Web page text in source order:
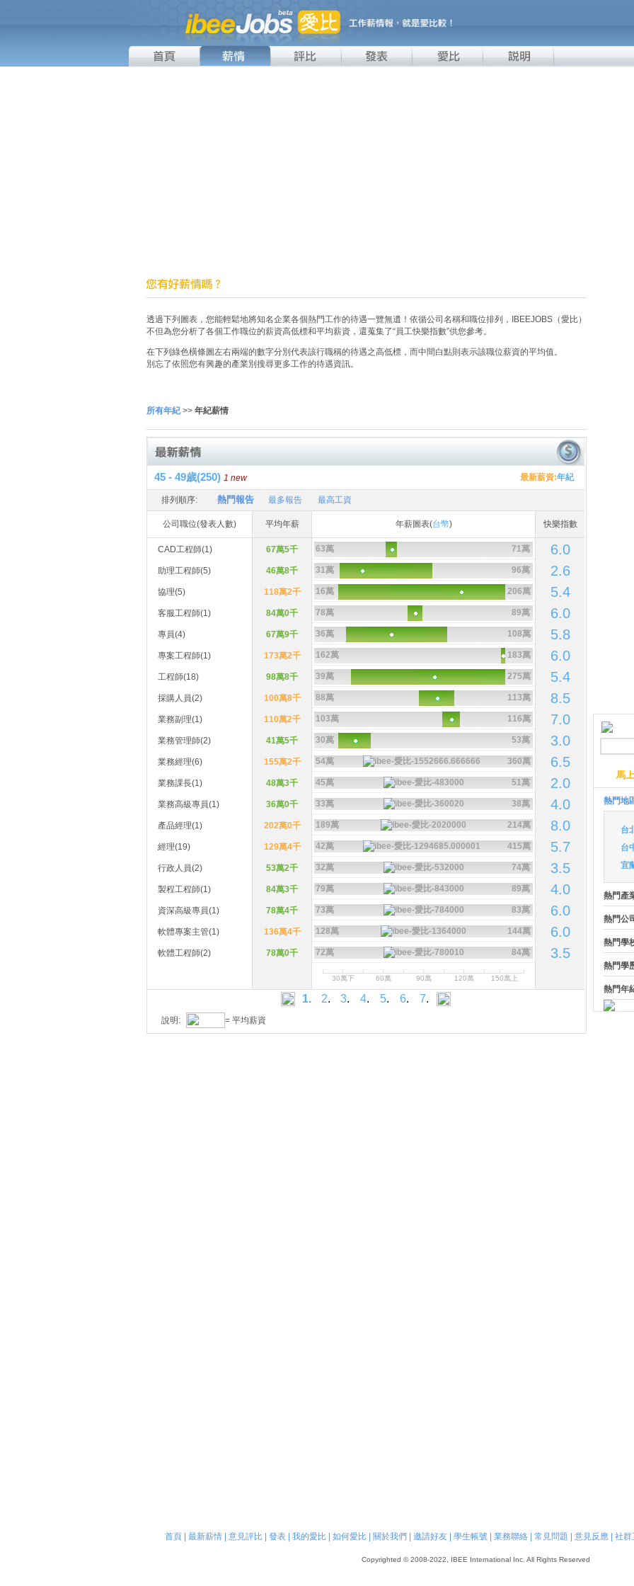
透過下列圖表，您能輕鬆地將知名企業各個熱門工作的待遇一覽無遺！依循公司名稱和職位排列，IBEEJOBS（愛比）
不但為您分析了各個工作職位的薪資高低標和平均薪資，還蒐集了“員工快樂指數”供您參考。
在下列綠色橫條圖左右兩端的數字分別代表該行職稱的待遇之高低標，而中間白點則表示該職位薪資的平均值。
別忘了依照您有興趣的產業別搜尋更多工作的待遇資訊。
所有年紀>> 年紀薪情
45 - 49歲(250) 1 new 最新薪資:年紀
排列順序: 熱門報告 最多報告 最高工資
公司職位(發表人數) 平均年薪 年薪圖表(台幣) 快樂指數
CAD工程師(1) 67萬5千 63萬 71萬 6.0
助理工程師(5) 46萬8千 31萬 96萬 2.6
協理(5) 118萬2千 16萬 206萬 5.4
客服工程師(1) 84萬0千 78萬 89萬 6.0
專員(4) 67萬9千 36萬 108萬 5.8
專案工程師(1) 173萬2千 162萬 183萬 6.0
工程師(18) 98萬8千 39萬 275萬 5.4
採購人員(2) 100萬8千 88萬 113萬 8.5
業務副理(1) 110萬2千 103萬 116萬 7.0
業務管理師(2) 41萬5千 30萬 53萬 3.0
業務經理(6) 155萬2千 54萬 360萬 6.5
業務課長(1) 48萬3千 45萬 51萬 2.0
業務高級專員(1) 36萬0千 33萬 38萬 4.0
產品經理(1) 202萬0千 189萬 214萬 8.0
經理(19) 129萬4千 42萬 415萬 5.7
行政人員(2) 53萬2千 32萬 74萬 3.5
製程工程師(1) 84萬3千 79萬 89萬 4.0
資深高級專員(1) 78萬4千 73萬 83萬 6.0
軟體專案主管(1) 136萬4千 128萬 144萬 6.0
軟體工程師(2) 78萬0千 72萬 84萬 3.5
30萬下 60萬 90萬 120萬 150萬上
1. 2. 3. 4. 5. 6. 7.
說明: = 平均薪資
馬
熱門地
台
台
宜
熱門產
熱門公
熱門學
熱門學
熱門年
首頁| 最新薪情| 意見評比| 發表| 我的愛比| 如何愛比| 關於我們 邀請好友| 學生帳號| 業務聯絡| 常見問題 意見反應| 社群
Copyrighted © 2008-2022, IBEE International Inc. All Rights Reserved